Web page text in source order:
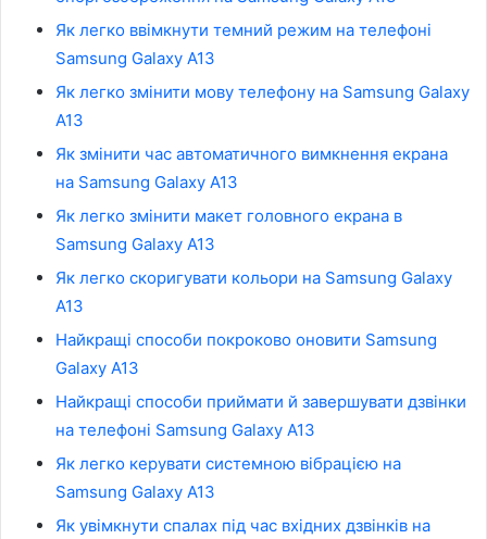
Як легко ввімкнути темний режим на телефоні
Samsung Galaxy A13
Як легко змінити мову телефону на Samsung Galaxy
A13
Як змінити час автоматичного вимкнення екрана
на Samsung Galaxy A13
Як легко змінити макет головного екрана в
Samsung Galaxy A13
Як легко скоригувати кольори на Samsung Galaxy
A13
Найкращі способи покроково оновити Samsung
Galaxy A13
Найкращі способи приймати й завершувати дзвінки
на телефоні Samsung Galaxy A13
Як легко керувати системною вібрацією на
Samsung Galaxy A13
Як увімкнути спалах під час вхідних дзвінків на